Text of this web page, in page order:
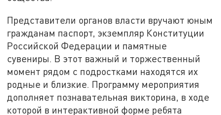
Представители органов власти вручают юным
гражданам паспорт, экземпляр Конституции
Российской Федерации и памятные
сувениры. В этот важный и торжественный
момент рядом с подростками находятся их
родные и близкие. Программу мероприятия
дополняет познавательная викторина, в ходе
которой в интерактивной форме ребята